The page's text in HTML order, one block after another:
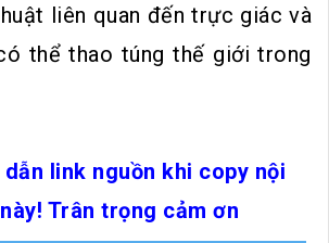
liên quan đến trực giác và
thể thao túng thế giới trong
link nguồn khi copy nội
Trân trọng cảm ơn